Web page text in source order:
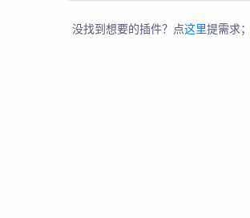
没找到想要的插件？点这里提需求